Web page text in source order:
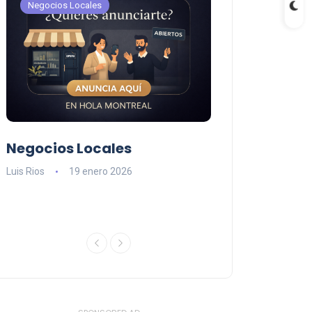
Negocios Locales
Negocios Locales
Luis Rios 19 enero 2026
Negocios Locales